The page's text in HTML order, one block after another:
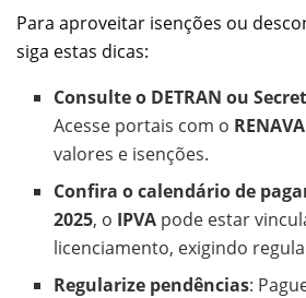
Para aproveitar isenções ou
siga estas dicas:
Consulte o DETRAN ou
Acesse portais com o
valores e isenções.
Confira o calendário de
2025, o IPVA pode estar
licenciamento, exigindo
Regularize pendências: